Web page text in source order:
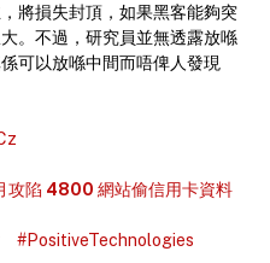
將損失封頂，如果黑客能夠突
。不過，研究員並無透露放喺
可以放喺中間而唔俾人發現
攻陷 4800 網站偷信用卡資料
#PositiveTechnologies